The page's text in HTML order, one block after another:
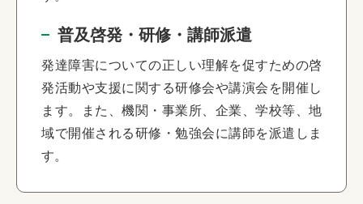
普及啓発・研修・講師派遣
発達障害についての正しい理解を促すための啓
発活動や支援に関する研修会や講演会を開催し
ます。また、機関・事業所、企業、学校等、地
域で開催される研修・勉強会に講師を派遣しま
す。